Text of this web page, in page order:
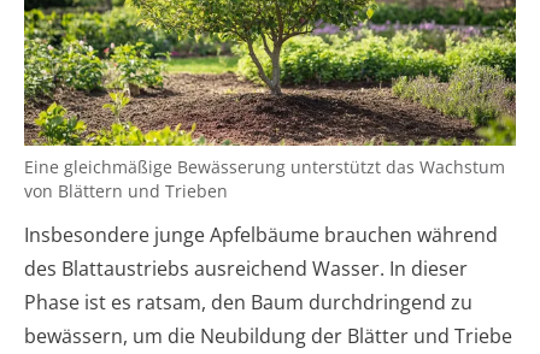
Eine gleichmäßige Bewässerung unterstützt das Wachstum
von Blättern und Trieben
Insbesondere junge Apfelbäume brauchen während
des Blattaustriebs ausreichend Wasser. In dieser
Phase ist es ratsam, den Baum durchdringend zu
bewässern, um die Neubildung der Blätter und Triebe